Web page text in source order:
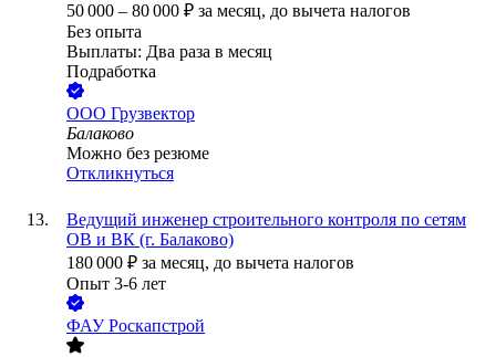
50 000 – 80 000 ₽ за месяц, до вычета налогов
Без опыта
Выплаты: Два раза в месяц
Подработка
ООО Грузвектор
Балаково
Можно без резюме
Откликнуться
Ведущий инженер строительного контроля по сетям
ОВ и ВК (г. Балаково)
180 000 ₽ за месяц, до вычета налогов
Опыт 3-6 лет
ФАУ Роскапстрой